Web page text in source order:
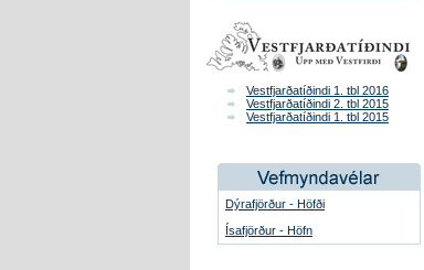
Vestfjarðatíðindi 1. tbl 2016
Vestfjarðatíðindi 2. tbl 2015
Vestfjarðatíðindi 1. tbl 2015
Dýrafjörður - Höfði
Ísafjörður - Höfn